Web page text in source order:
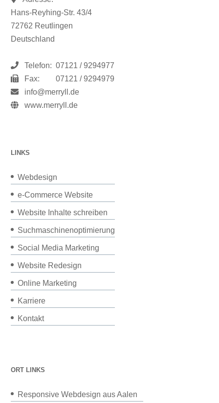
Hans-Reyhing-Str. 43/4
72762 Reutlingen
Deutschland
Telefon: 07121 / 9294977
Fax:
07121 / 9294979
info@merryll.de
www.merryll.de
LINKS
Webdesign
e-Commerce Website
Website Inhalte schreiben
Suchmaschinenoptimierung
Social Media Marketing
Website Redesign
Online Marketing
Karriere
Kontakt
ORT LINKS
Responsive Webdesign aus Aalen